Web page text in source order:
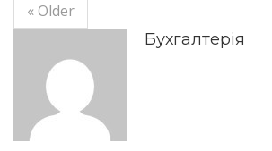
« Older
Бухгалтерія